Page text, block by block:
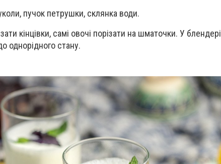
пучок петрушки, склянка води.
кінцівки, самі овочі порізати на шматочки. У блендері
однорідного стану.